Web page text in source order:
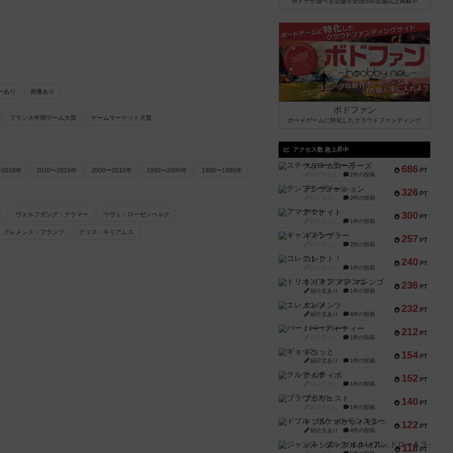
あり 画像あり
フランス年間ゲーム大賞 ゲームマーケット大賞
2018年 2010〜2015年 2000〜2010年 1990〜2000年 1980〜1990年
ヴォルフガング・クラマー ウヴェ・ローゼンベルク
クレメンス・フランツ クリス・キリアムス
ボドファン
ボードゲームに特化したクラウドファンディング
アクセス数 急上昇中
686 PT
スチームローラーズ
2件の投稿
326 PT
テンプテーション
2件の投稿
300 PT
アマナイト
1件の投稿
257 PT
ギャンブラー
2件の投稿
240 PT
コレクト！
1件の投稿
236 PT
トリオンフ ア マレンゴ
紹介文あり 1件の投稿
232 PT
エレメンツ
紹介文あり 4件の投稿
212 PT
バー！パーティー
1件の投稿
154 PT
ギョッと
紹介文あり 1件の投稿
152 PT
クルティボ
1件の投稿
140 PT
ブラヴェスト
1件の投稿
122 PT
ドブル：ポケットモンスター
紹介文あり 4件の投稿
118 PT
ジャンヌ・ダルク-オルレアン ドロー＆ライト